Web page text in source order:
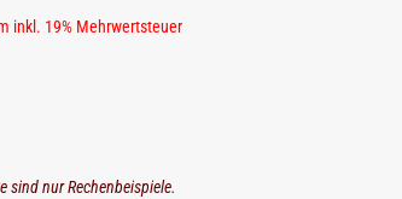
inkl. 19% Mehrwertsteuer
nur Rechenbeispiele.